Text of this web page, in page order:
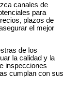
canales de
para
plazos de
el mejor
de los
la calidad y la
inspecciones
cumplan con sus